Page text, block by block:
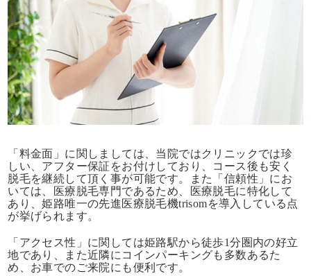
「料金面」に関しましては、当院ではクリニックでは珍
しい、アフター保証をお付けしており、コース後も安く
脱毛を継続して頂く事が可能です。また「信頼性」にお
いては、医療脱毛専門であるため、医療脱毛に特化して
あり、姫路唯一の先進医療脱毛機trisomを導入している点
が挙げられます。
「アクセス性」に関しては姫路駅から徒歩1分圏内の好立
地であり、また近隣にコインパーキングも多数あるた
め、お車でのご来院にも便利です。